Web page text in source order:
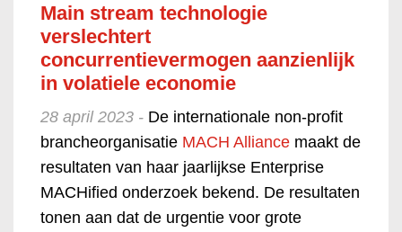
Main stream technologie
verslechtert
concurrentievermogen aanzienlijk
in volatiele economie
28 april 2023 - De internationale non-profit
brancheorganisatie MACH Alliance maakt de
resultaten van haar jaarlijkse Enterprise
MACHified onderzoek bekend. De resultaten
tonen aan dat de urgentie voor grote